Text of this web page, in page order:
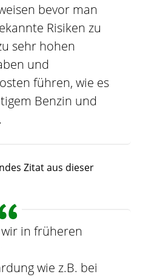
bevor man
Risiken zu
sehr hohen
und
führen, wie es
Benzin und
Zitat aus dieser
in früheren
wie z.B. bei